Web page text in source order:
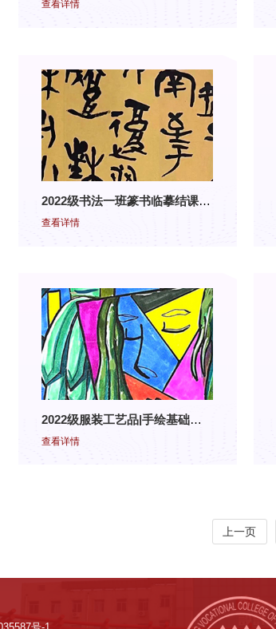
查看详情
2022级书法一班篆书临摹结课作品展
查看详情
2022级服装工艺品|手绘基础结课展
查看详情
上一页